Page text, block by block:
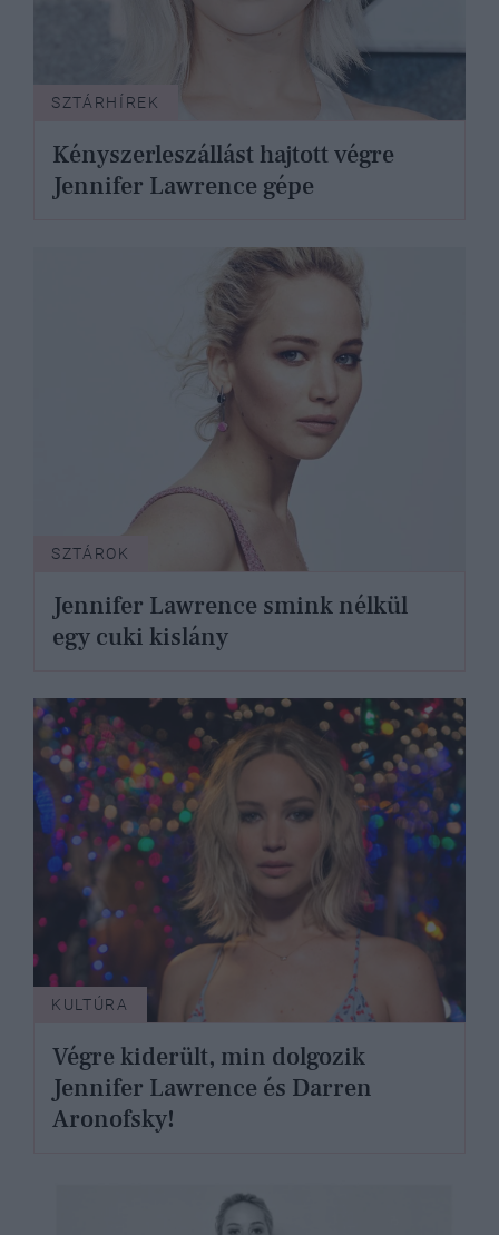
SZTÁRHÍREK
Kényszerleszállást hajtott végre
Jennifer Lawrence gépe
SZTÁROK
Jennifer Lawrence smink nélkül
egy cuki kislány
KULTÚRA
Végre kiderült, min dolgozik
Jennifer Lawrence és Darren
Aronofsky!